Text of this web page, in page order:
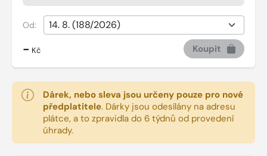
Od:
- Kč Koupit
Dárek, nebo sleva jsou určeny pouze pro nové
předplatitele. Dárky jsou odesílány na adresu
plátce, a to zpravidla do 6 týdnů od provedení
úhrady.